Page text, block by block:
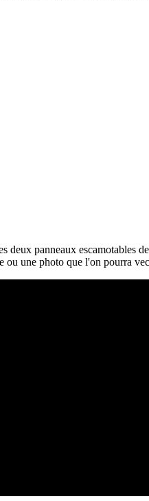
deux panneaux
ou une photo que l'on pourra